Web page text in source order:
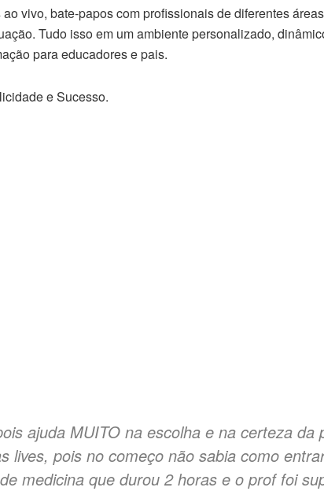
vivo, bate-papos com profissionais de diferentes
Tudo isso em um ambiente personalizado,
para educadores e pais.
e Sucesso.
ajuda MUITO na escolha e na certeza da
lives, pois no começo não sabia como
medicina que durou 2 horas e o prof foi